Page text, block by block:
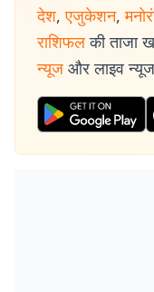
देश, एजुकेशन,
राशिफल की ताजा
न्यूज और लाइव